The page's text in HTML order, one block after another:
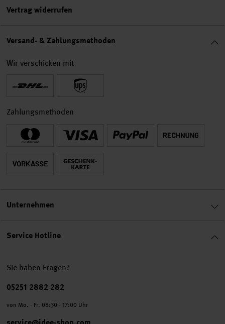
Service Hotline
Sie haben Fragen?
Telefonnummer
05251 2882 282
von Mo. - Fr. 08:30 - 17:00 Uhr
Vertrag widerrufen
Versand- & Zahlungsmethoden
Wir verschicken mit
Zahlungsmethoden
Unternehmen